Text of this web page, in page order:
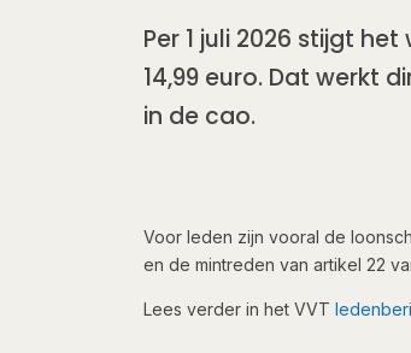
Per 1 juli 2026 stijgt
14,99 euro. Dat werkt
in de cao.
​Voor leden zijn vooral de
en de mintreden van artikel 22
Lees verder in het VVT